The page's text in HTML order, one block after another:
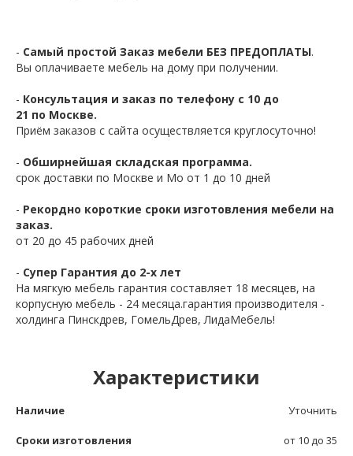
- Самый простой Заказ мебели БЕЗ ПРЕДОПЛАТЫ.
Вы оплачиваете мебель на дому при получении.
- Консультация и заказ по телефону с 10 до
21 по Москве.
Приём заказов с сайта осуществляется круглосуточно!
- Обширнейшая складская программа.
срок доставки по Москве и Мо от 1 до 10 дней
- Рекордно короткие сроки изготовления мебели на
заказ.
от 20 до 45 рабочих дней
- Супер Гарантия до 2-х лет
На мягкую мебель гарантия составляет 18 месяцев, на
корпусную мебель - 24 месяца.гарантия производителя -
холдинга Пинскдрев, ГомельДрев, ЛидаМебель!
Характеристики
Наличие Уточнить
Сроки изготовления от 10 до 35